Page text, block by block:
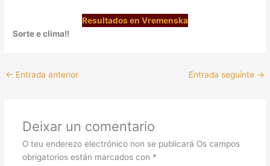
Resultados en Vremenska
Sorte e clima!!
← Entrada anterior Entrada seguinte →
Deixar un comentario
O teu enderezo electrónico non se publicará Os campos
obrigatorios están marcados con *